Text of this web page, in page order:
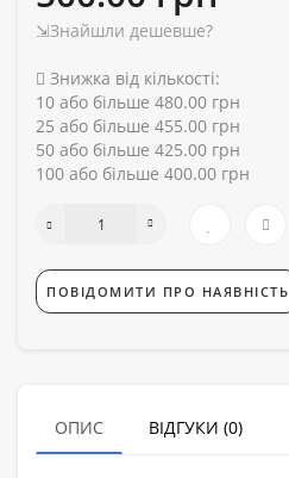
⇲Знайшли дешевше?
Знижка від кількості:
10 або більше 480.00 грн
25 або більше 455.00 грн
50 або більше 425.00 грн
100 або більше 400.00 грн
ПОВІДОМИТИ ПРО НАЯВНІСТЬ
ОПИС ВІДГУКИ (0)